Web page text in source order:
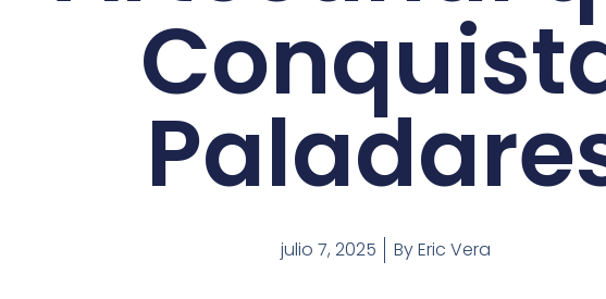
julio 7, 2025 ByEric Vera